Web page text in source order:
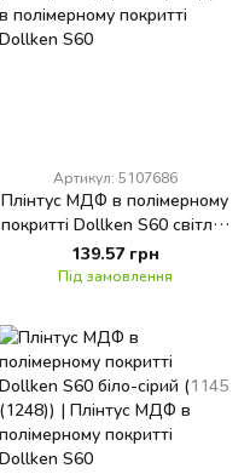
Артикул: 5107686
Плінтус МДФ в полімерному
покритті Dollken S60 світло-
сірий (1012 (1202))
139.57 грн
Під замовлення